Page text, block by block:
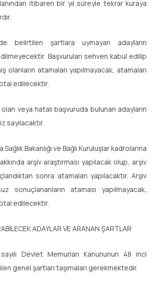
itibaren bir yıl süreyle tekrar kuraya
belirtilen şartlara uymayan adayların
Başvuruları sehven kabul edilip
olanların atamaları yapılmayacak, atamaları
edilecektir.
veya hatalı başvuruda bulunan adayların
sayılacaktır.
Bakanlığı ve Bağlı Kuruluşlar kadrolarına
arşiv araştırması yapılacak olup, arşiv
sonra atamaları yapılacaktır. Arşiv
sonuçlananların ataması yapılmayacak,
edilecektir.
ADAYLAR VE ARANAN ŞARTLAR
Devlet Memurları Kanununun 48 inci
genel şartları taşımaları gerekmektedir.